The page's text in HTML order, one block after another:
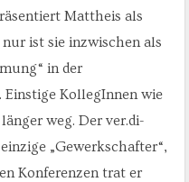
Mattheis als
nur ist sie inzwischen als
in der
KollegInnen wie
weg. Der ver.di-
„Gewerkschafter“,
Konferenzen trat er